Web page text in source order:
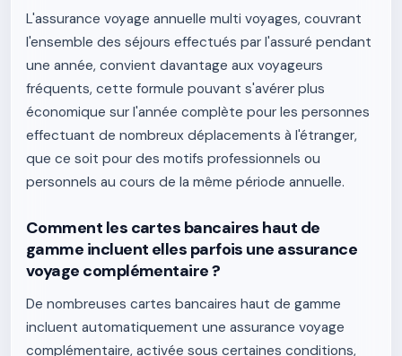
L'assurance voyage annuelle multi voyages, couvrant
l'ensemble des séjours effectués par l'assuré pendant
une année, convient davantage aux voyageurs
fréquents, cette formule pouvant s'avérer plus
économique sur l'année complète pour les personnes
effectuant de nombreux déplacements à l'étranger,
que ce soit pour des motifs professionnels ou
personnels au cours de la même période annuelle.
Comment les cartes bancaires haut de
gamme incluent elles parfois une assurance
voyage complémentaire ?
De nombreuses cartes bancaires haut de gamme
incluent automatiquement une assurance voyage
complémentaire, activée sous certaines conditions,